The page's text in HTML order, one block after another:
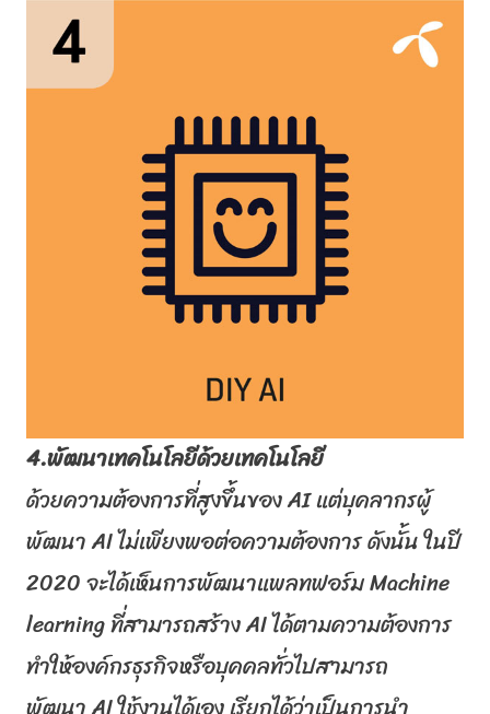
4.พัฒนาเทคโนโลยีด้วยเทคโนโลยี
ด้วยความต้องการที่สูงขึ้นของAIแต่บุคลากรผู้
พัฒนาAIไม่เพียงพอต่อความต้องการ ดังนั้น ในปี
2020 จะได้เห็นการพัฒนาแพลทฟอร์มMachine
learningที่สามารถสร้างAIได้ตามความต้องการ
ทำให้องค์กรธุรกิจหรือบุคคลทั่วไปสามารถ